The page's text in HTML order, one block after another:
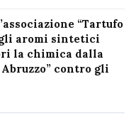
“Tartufo
aromi sintetici
la chimica dalla
contro gli